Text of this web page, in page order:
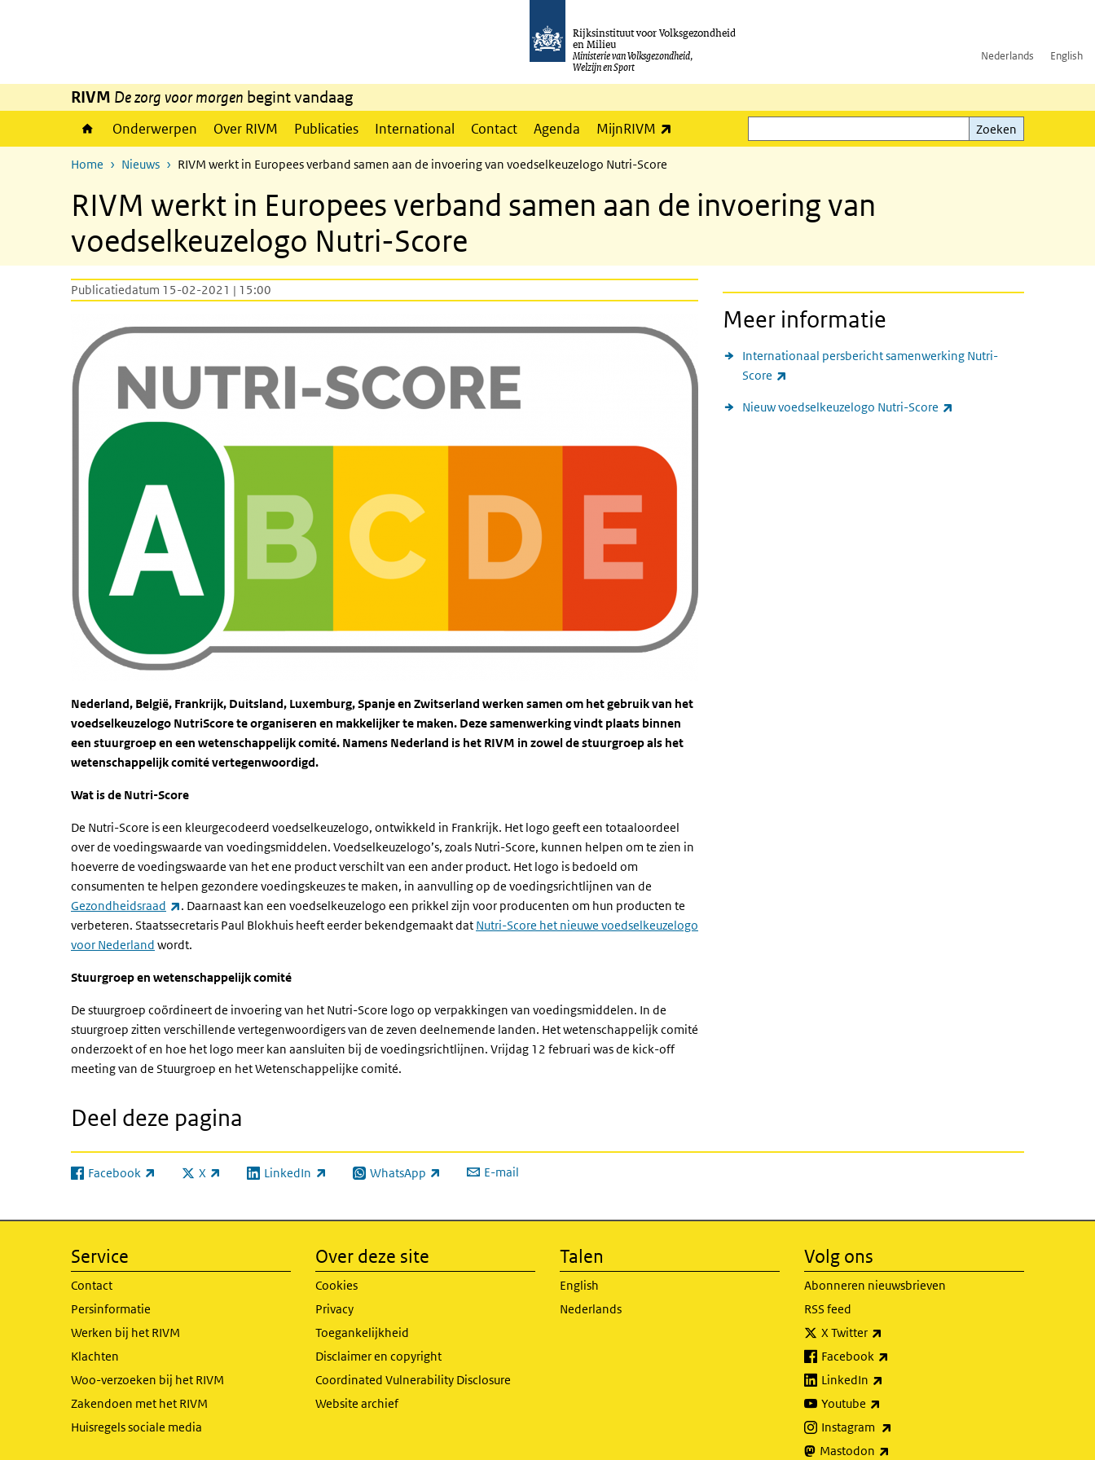
Rijksinstituut voor Volksgezondheid
en Milieu
Ministerie van Volksgezondheid,
Welzijn en Sport
Nederlands English
RIVM De zorg voor morgen begint vandaag
Onderwerpen Over RIVM Publicaties International Contact Agenda MijnRIVM
Zoeken
Zoeken
Home Nieuws RIVM werkt in Europees verband samen aan de invoering van voedselkeuzelogo Nutri-Score
RIVM werkt in Europees verband samen aan de invoering van
voedselkeuzelogo Nutri-Score
Publicatiedatum 15-02-2021 | 15:00
Nederland, België, Frankrijk, Duitsland, Luxemburg, Spanje en Zwitserland werken samen om het gebruik van het
voedselkeuzelogo NutriScore te organiseren en makkelijker te maken. Deze samenwerking vindt plaats binnen
een stuurgroep en een wetenschappelijk comité. Namens Nederland is het RIVM in zowel de stuurgroep als het
wetenschappelijk comité vertegenwoordigd.
Wat is de Nutri-Score
De Nutri-Score is een kleurgecodeerd voedselkeuzelogo, ontwikkeld in Frankrijk. Het logo geeft een totaaloordeel
over de voedingswaarde van voedingsmiddelen. Voedselkeuzelogo’s, zoals Nutri-Score, kunnen helpen om te zien in
hoeverre de voedingswaarde van het ene product verschilt van een ander product. Het logo is bedoeld om
consumenten te helpen gezondere voedingskeuzes te maken, in aanvulling op de voedingsrichtlijnen van de
Gezondheidsraad
(externe link)
. Daarnaast kan een voedselkeuzelogo een prikkel zijn voor producenten om hun producten te
verbeteren. Staatssecretaris Paul Blokhuis heeft eerder bekendgemaakt dat Nutri-Score het nieuwe voedselkeuzelogo
voor Nederland wordt.
Stuurgroep en wetenschappelijk comité
De stuurgroep coördineert de invoering van het Nutri-Score logo op verpakkingen van voedingsmiddelen. In de
stuurgroep zitten verschillende vertegenwoordigers van de zeven deelnemende landen. Het wetenschappelijk comité
onderzoekt of en hoe het logo meer kan aansluiten bij de voedingsrichtlijnen. Vrijdag 12 februari was de kick-off
meeting van de Stuurgroep en het Wetenschappelijke comité.
Meer informatie
Internationaal persbericht samenwerking Nutri-
Score
Nieuw voedselkeuzelogo Nutri-Score
Deel deze pagina
Facebook
(externe link) X
(externe link) LinkedIn
(externe link) WhatsApp
(externe link) E-mail
Service
Contact
Persinformatie
Werken bij het RIVM
Klachten
Woo-verzoeken bij het RIVM
Zakendoen met het RIVM
Huisregels sociale media
Over deze site
Cookies
Privacy
Toegankelijkheid
Disclaimer en copyright
Coordinated Vulnerability Disclosure
Website archief
Talen
English
Nederlands
Volg ons
Abonneren nieuwsbrieven
RSS feed
X Twitter
Facebook
LinkedIn
Youtube
Instagram
Mastodon